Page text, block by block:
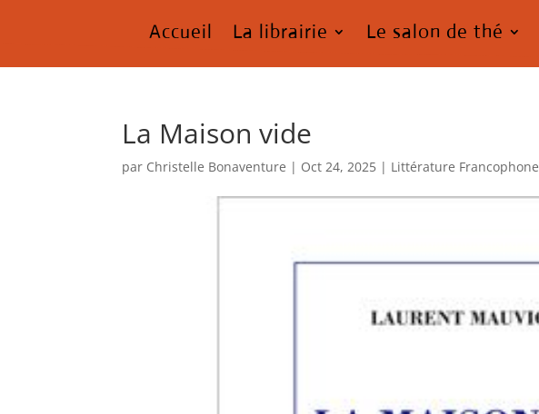
Accueil La librairie Le salon de thé
La Maison vide
par Christelle Bonaventure | Oct 24, 2025 | Littérature Francophone